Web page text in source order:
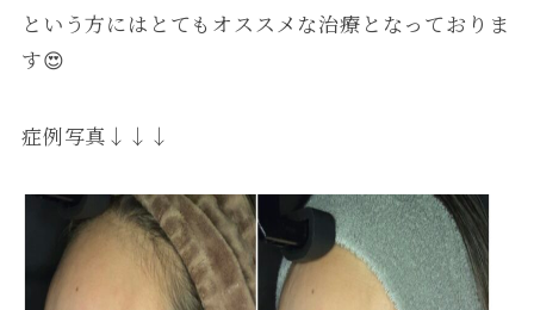
という方にはとてもオススメな治療となっておりま
す😍
症例写真↓↓↓